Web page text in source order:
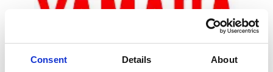
Consent Details About